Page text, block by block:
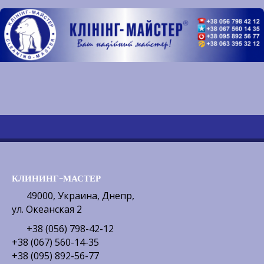
КЛИНИНГ-МАСТЕР
49000, Украина, Днепр,
ул. Океанская 2
+38 (056) 798-42-12
+38 (067) 560-14-35
+38 (095) 892-56-77